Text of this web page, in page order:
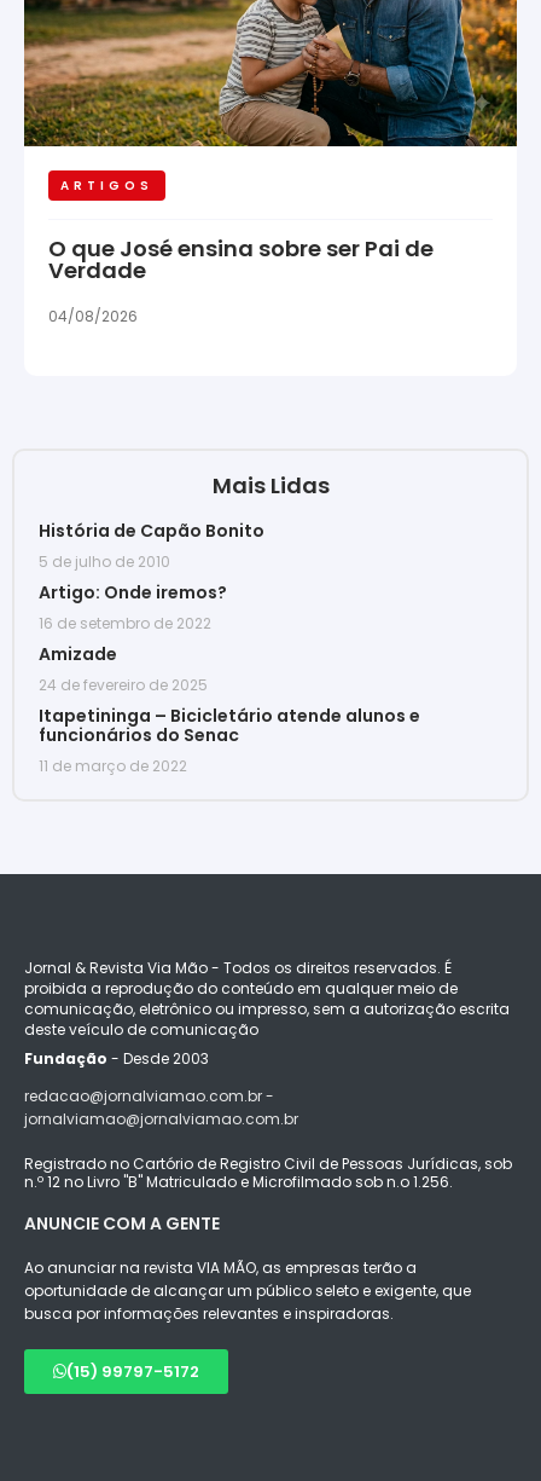
ARTIGOS
O que José ensina sobre ser Pai de
Verdade
04/08/2026
Mais Lidas
História de Capão Bonito
5 de julho de 2010
Artigo: Onde iremos?
16 de setembro de 2022
Amizade
24 de fevereiro de 2025
Itapetininga – Bicicletário atende alunos e
funcionários do Senac
11 de março de 2022
Jornal & Revista Via Mão - Todos os direitos reservados. É
proibida a reprodução do conteúdo em qualquer meio de
comunicação, eletrônico ou impresso, sem a autorização escrita
deste veículo de comunicação
Fundação - Desde 2003
redacao@jornalviamao.com.br -
jornalviamao@jornalviamao.com.br
Registrado no Cartório de Registro Civil de Pessoas Jurídicas, sob
n.º 12 no Livro "B" Matriculado e Microfilmado sob n.o 1.256.
ANUNCIE COM A GENTE
Ao anunciar na revista VIA MÃO, as empresas terão a
oportunidade de alcançar um público seleto e exigente, que
busca por informações relevantes e inspiradoras.
(15) 99797-5172